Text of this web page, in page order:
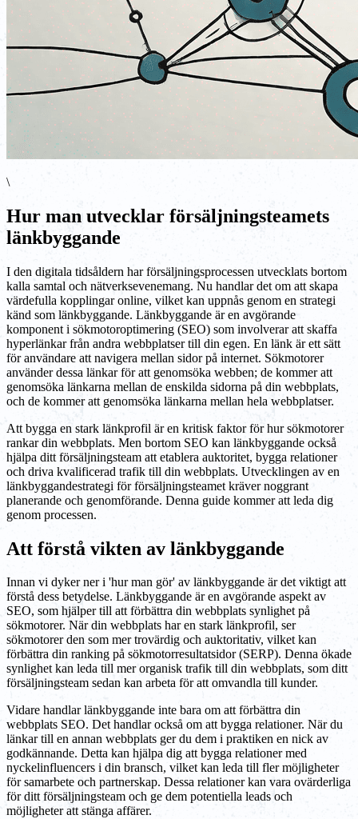
\
Hur man utvecklar försäljningsteamets
länkbyggande
I den digitala tidsåldern har försäljningsprocessen utvecklats bortom
kalla samtal och nätverksevenemang. Nu handlar det om att skapa
värdefulla kopplingar online, vilket kan uppnås genom en strategi
känd som länkbyggande. Länkbyggande är en avgörande
komponent i sökmotoroptimering (SEO) som involverar att skaffa
hyperlänkar från andra webbplatser till din egen. En länk är ett sätt
för användare att navigera mellan sidor på internet. Sökmotorer
använder dessa länkar för att genomsöka webben; de kommer att
genomsöka länkarna mellan de enskilda sidorna på din webbplats,
och de kommer att genomsöka länkarna mellan hela webbplatser.
Att bygga en stark länkprofil är en kritisk faktor för hur sökmotorer
rankar din webbplats. Men bortom SEO kan länkbyggande också
hjälpa ditt försäljningsteam att etablera auktoritet, bygga relationer
och driva kvalificerad trafik till din webbplats. Utvecklingen av en
länkbyggandestrategi för försäljningsteamet kräver noggrant
planerande och genomförande. Denna guide kommer att leda dig
genom processen.
Att förstå vikten av länkbyggande
Innan vi dyker ner i 'hur man gör' av länkbyggande är det viktigt att
förstå dess betydelse. Länkbyggande är en avgörande aspekt av
SEO, som hjälper till att förbättra din webbplats synlighet på
sökmotorer. När din webbplats har en stark länkprofil, ser
sökmotorer den som mer trovärdig och auktoritativ, vilket kan
förbättra din ranking på sökmotorresultatsidor (SERP). Denna ökade
synlighet kan leda till mer organisk trafik till din webbplats, som ditt
försäljningsteam sedan kan arbeta för att omvandla till kunder.
Vidare handlar länkbyggande inte bara om att förbättra din
webbplats SEO. Det handlar också om att bygga relationer. När du
länkar till en annan webbplats ger du dem i praktiken en nick av
godkännande. Detta kan hjälpa dig att bygga relationer med
nyckelinfluencers i din bransch, vilket kan leda till fler möjligheter
för samarbete och partnerskap. Dessa relationer kan vara ovärderliga
för ditt försäljningsteam och ge dem potentiella leads och
möjligheter att stänga affärer.